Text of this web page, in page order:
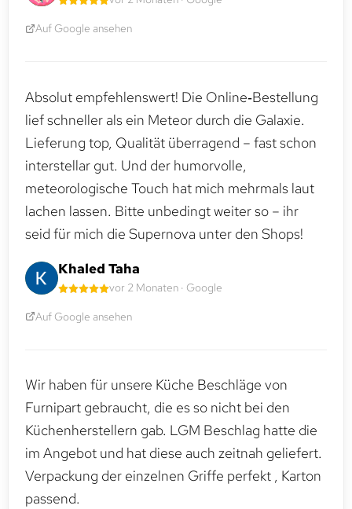
Auf Google ansehen
Absolut empfehlenswert! Die Online‑Bestellung
lief schneller als ein Meteor durch die Galaxie.
Lieferung top, Qualität überragend – fast schon
interstellar gut. Und der humorvolle,
meteorologische Touch hat mich mehrmals laut
lachen lassen. Bitte unbedingt weiter so – ihr
seid für mich die Supernova unter den Shops!
Khaled Taha
vor 2 Monaten · Google
Auf Google ansehen
Wir haben für unsere Küche Beschläge von
Furnipart gebraucht, die es so nicht bei den
Küchenherstellern gab. LGM Beschlag hatte die
im Angebot und hat diese auch zeitnah geliefert.
Verpackung der einzelnen Griffe perfekt , Karton
passend.